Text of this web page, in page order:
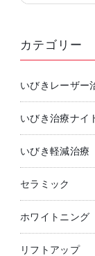
カテゴリー
いびきレーザー
いびき治療ナイ
いびき軽減治療
セラミック
ホワイトニング
リフトアップ